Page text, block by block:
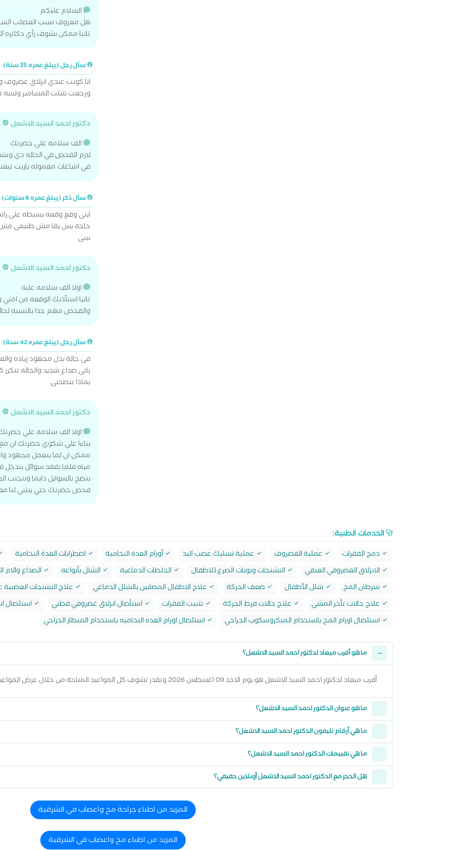
السلام عليكم
هل معروف سبب العصلب
ثانيا ممكن نشوف رأي دكاتره
سأل رجل (يبلغ عمره 35 سنة)
ورجعت شلت المسامير ولسه
دكتور احمد السيد الاشعل
الف سلامه علي حضرتك
لازم الفحص في الحاله دي
في اشاعات معموله ياريت
سأل ذكر (يبلغ عمره 6 سنوات)
ابنى وقع وقعه بسيطه على
حاجه بس بقا مش طبيعى مش
بيبى
دكتور احمد السيد الاشعل
اولا الف سلامه عليه
ثانيا استأذنك الوقعه من
والفحص مهم جدا بالنسبه
سأل رجل (يبلغ عمره 42 سنة)
فى حالة بذل مجهود زياده
ياتى صداع شديد والحاله تتكرر كل شهر منذ ١٠ سنوات
بماذا تنصحنى
دكتور احمد السيد الاشعل
اولا الف سلامه علي
بناءا علي شكوي حضرتك ان
مياه فلما نفقد سوائل بندخل
ننضح بالسوايل دايما
فحض حضرتك حتي يتثني لنا
الخدمات الطبية:
دمج الفقرات عملية الغضروف عملية تسليك عصب اليد أورام الغدة النخامية
اضطرابات الغدة النخامية
الانزلاق الغضروفي العنقي
التشنجات ونوبات الصرع للاطفال الجلطات الدماغية الشلل بأنواعه
الصداع
سرطان المخ
شلل الأطفال ضعف الحركة علاج الاطفال المصابين بالشلل الدماغي
علاج التشنجات العصبية
علاج حالات تأخر المشي
علاج حالات فرط الحركة تثبيت الفقرات استأصال انزلاق غضروفي قطني
استئصال
استئصال اورام المخ باستخدام الميكروسكوب الجراحي
استئصال اورام الغده النخاميه باستخدام المنظار الجراحي
ما هو أقرب ميعاد لدكتور احمد السيد الاشعل؟
أقرب ميعاد لدكتور احمد السيد الاشعل هو يوم الاحد 09 اغسطس 2026 وتقدر تشوف كل المواعيد المتاحة من خلال عرض المواعيد أعلاه
ما هو عنوان الدكتور احمد السيد الاشعل؟
ما هي أرقام تليفون الدكتور احمد السيد الاشعل؟
ما هي تقييمات الدكتور احمد السيد الاشعل؟
هل الحجز مع الدكتور احمد السيد الاشعل أونلاين حقيقي؟
المزيد من اطباء جراحة مخ واعصاب في الشرقية
المزيد من اطباء مخ واعصاب في الشرقية